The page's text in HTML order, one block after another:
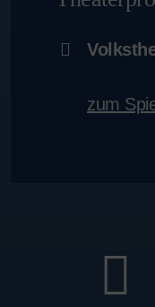
zum